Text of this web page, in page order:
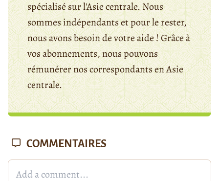
spécialisé sur l'Asie centrale. Nous
sommes indépendants et pour le rester,
nous avons besoin de votre aide ! Grâce à
vos abonnements, nous pouvons
rémunérer nos correspondants en Asie
centrale.
COMMENTAIRES